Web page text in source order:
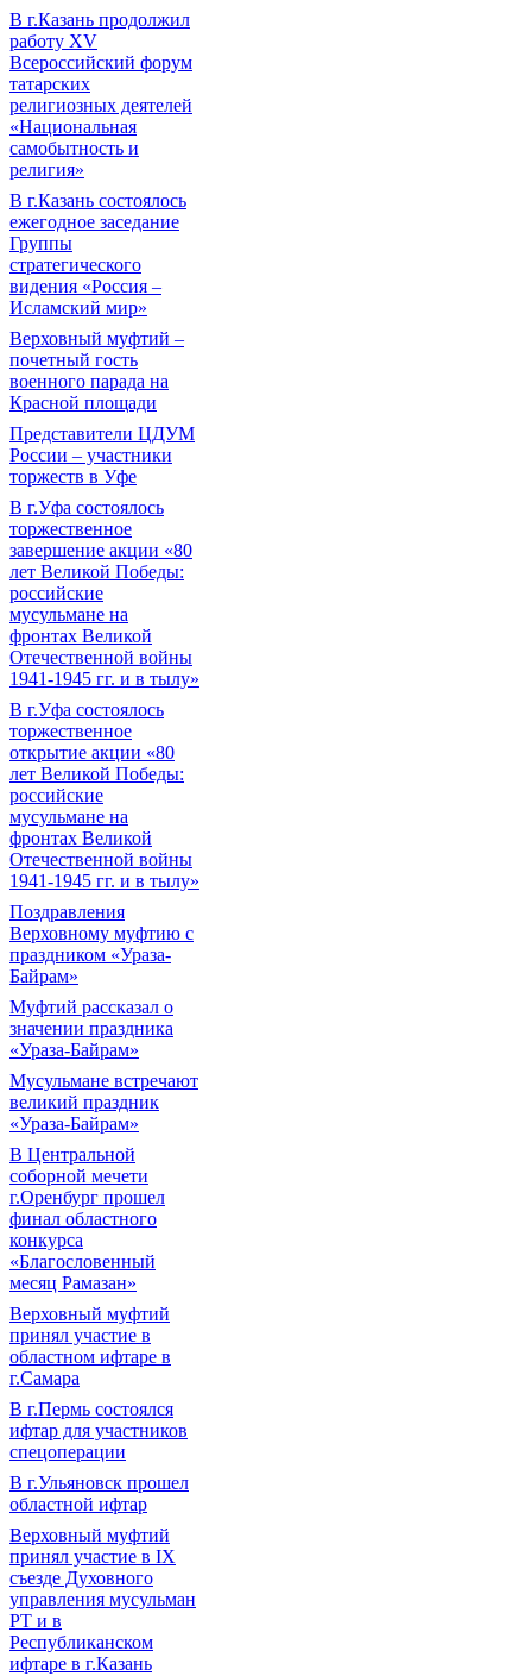
В г.Казань продолжил
работу XV
Всероссийский форум
татарских
религиозных деятелей
«Национальная
самобытность и
религия»
В г.Казань состоялось
ежегодное заседание
Группы
стратегического
видения «Россия –
Исламский мир»
Верховный муфтий –
почетный гость
военного парада на
Красной площади
Представители ЦДУМ
России – участники
торжеств в Уфе
В г.Уфа состоялось
торжественное
завершение акции «80
лет Великой Победы:
российские
мусульмане на
фронтах Великой
Отечественной войны
1941-1945 гг. и в тылу»
В г.Уфа состоялось
торжественное
открытие акции «80
лет Великой Победы:
российские
мусульмане на
фронтах Великой
Отечественной войны
1941-1945 гг. и в тылу»
Поздравления
Верховному муфтию с
праздником «Ураза-
Байрам»
Муфтий рассказал о
значении праздника
«Ураза-Байрам»
Мусульмане встречают
великий праздник
«Ураза-Байрам»
В Центральной
соборной мечети
г.Оренбург прошел
финал областного
конкурса
«Благословенный
месяц Рамазан»
Верховный муфтий
принял участие в
областном ифтаре в
г.Самара
В г.Пермь состоялся
ифтар для участников
спецоперации
В г.Ульяновск прошел
областной ифтар
Верховный муфтий
принял участие в IХ
съезде Духовного
управления мусульман
РТ и в
Республиканском
ифтаре в г.Казань